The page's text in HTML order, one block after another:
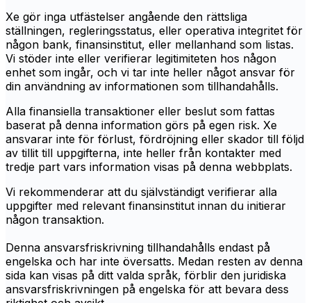
Xe gör inga utfästelser angående den rättsliga
ställningen, regleringsstatus, eller operativa integritet för
någon bank, finansinstitut, eller mellanhand som listas.
Vi stöder inte eller verifierar legitimiteten hos någon
enhet som ingår, och vi tar inte heller något ansvar för
din användning av informationen som tillhandahålls.
Alla finansiella transaktioner eller beslut som fattas
baserat på denna information görs på egen risk. Xe
ansvarar inte för förlust, fördröjning eller skador till följd
av tillit till uppgifterna, inte heller från kontakter med
tredje part vars information visas på denna webbplats.
Vi rekommenderar att du självständigt verifierar alla
uppgifter med relevant finansinstitut innan du initierar
någon transaktion.
Denna ansvarsfriskrivning tillhandahålls endast på
engelska och har inte översatts. Medan resten av denna
sida kan visas på ditt valda språk, förblir den juridiska
ansvarsfriskrivningen på engelska för att bevara dess